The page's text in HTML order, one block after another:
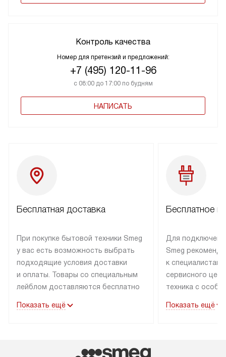
Контроль качества
Номер для претензий и предложений:
+7 (495) 120-11-96
с 08:00 до 17:00 по будням
НАПИСАТЬ
Бесплатная доставка
При покупке бытовой техники Smeg
у вас есть возможность выбрать
подходящие условия доставки
и оплаты. Товары со специальным
лейблом доставляются бесплатно
до подъезда. Доставка за пределы
маркировку «в наличии», может
Показать ещё
Бесплатное
Для
Smeg
к специалистам
сервисного
техника с
коммуникациям.
Показать ещё